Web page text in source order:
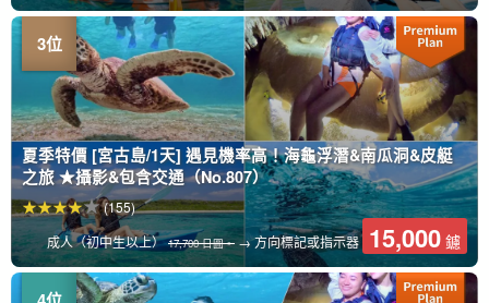
夏季特價 [宮古島/1天] 遇見機率高！海龜浮潛&南瓜洞&皮艇
之旅 ★攝影&包含交通（No.807）
成人（初中生以上）17,700 日圓。→ 方向標記或指示器 15,000 鑢
(155)